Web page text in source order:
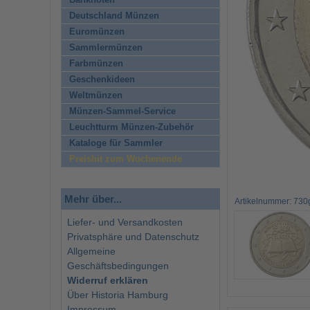
Artikelnummer:
Deutschland Münzen
Euromünzen
Sammlermünzen
Farbmünzen
Geschenkideen
Weltmünzen
Münzen-Sammel-Service
Leuchtturm Münzen-Zubehör
Kataloge für Sammler
Preishit zum Wochenende
Mehr über...
Liefer- und Versandkosten
Privatsphäre und Datenschutz
Allgemeine
Geschäftsbedingungen
Widerruf erklären
Über Historia Hamburg